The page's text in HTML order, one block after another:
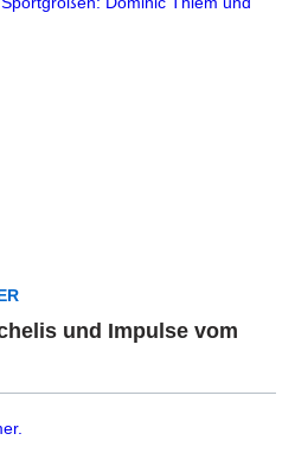
und Impulse vom